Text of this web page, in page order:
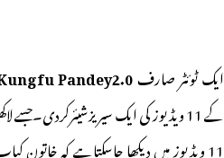
ایک ٹوئٹر صارف
کے 11 ویڈیوز کی ایک
11 ویڈیوز میں دیکھا جاسکتاہے کہ خاتون